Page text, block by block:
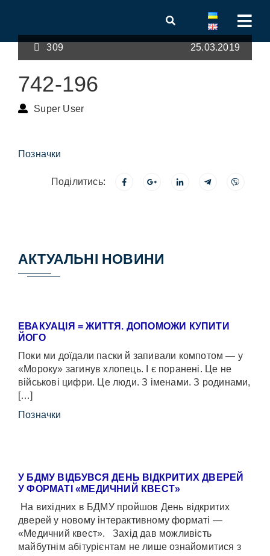
309 25.03.2019
742-196
Super User
Позначки
Поділитись:
АКТУАЛЬНІ НОВИНИ
ЕВАКУАЦІЯ = ЖИТТЯ. ДОПОМОЖИ КУПИТИ
ЙОГО
Поки ми доїдали паски й запивали компотом — у
«Мороку» загинув хлопець. І є поранені. Це не
військові цифри. Це люди. З іменами. З родинами,
[…]
Позначки
У БДМУ ВІДБУВСЯ ДЕНЬ ВІДКРИТИХ ДВЕРЕЙ
У ФОРМАТІ «МЕДИЧНИЙ КВЕСТ»
На вихідних в БДМУ пройшов День відкритих
дверей у новому інтерактивному форматі —
«Медичний квест». Захід дав можливість
майбутнім абітурієнтам не лише ознайомитися з